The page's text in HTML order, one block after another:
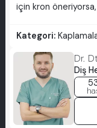
için kron öneriyorsa,
Kategori:
Dr.
Diş